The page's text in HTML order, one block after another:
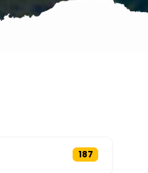
187